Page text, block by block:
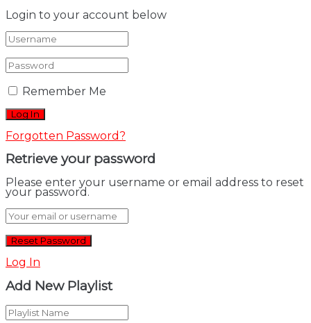
Login to your account below
Remember Me
Forgotten Password?
Retrieve your password
Please enter your username or email address to reset
your password.
Log In
Add New Playlist